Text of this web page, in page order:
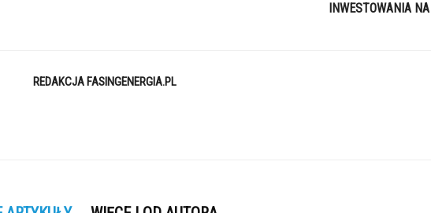
INWESTOWANIA
REDAKCJA FASINGENERGIA.PL